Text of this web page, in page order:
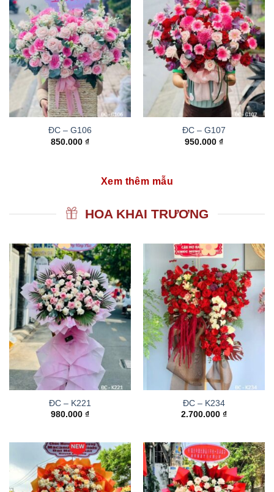
ĐC – G106
850.000 ₫
ĐC – G107
950.000 ₫
Xem thêm mẫu
HOA KHAI TRƯƠNG
ĐC – K221
980.000 ₫
ĐC – K234
2.700.000 ₫